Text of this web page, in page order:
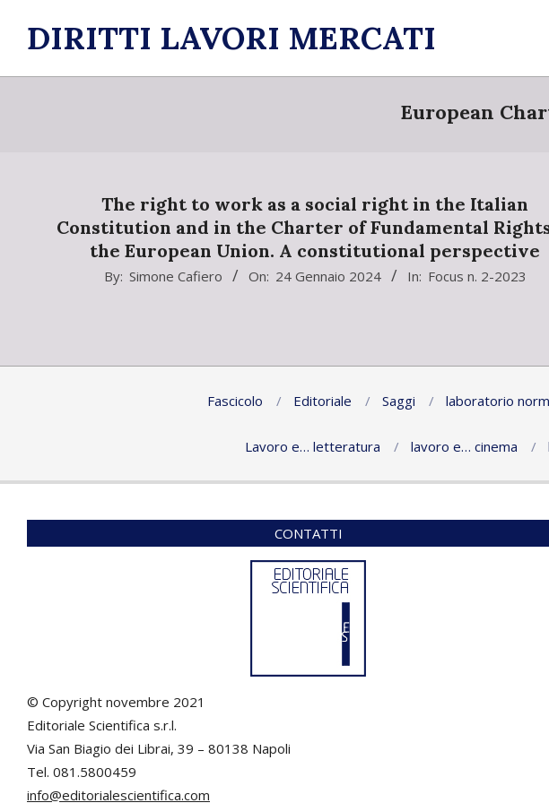
DIRITTI LAVORI MERCATI
European
The right to work as a social right in the Italian
Constitution and in the Charter of Fundamental
the European Union. A constitutional perspective
By: Simone Cafiero On: 24 Gennaio 2024 In: Focus n. 2-2023
Fascicolo Editoriale Saggi laboratorio
Lavoro e… letteratura lavoro e… cinema
CONTATTI
© Copyright novembre 2021
Editoriale Scientifica s.r.l.
Via San Biagio dei Librai, 39 – 80138 Napoli
Tel. 081.5800459
info@editorialescientifica.com